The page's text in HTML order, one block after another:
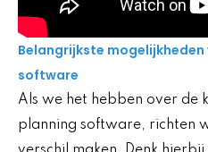
Belangrijkste
software
Als we het hebben over de
planning software, richten